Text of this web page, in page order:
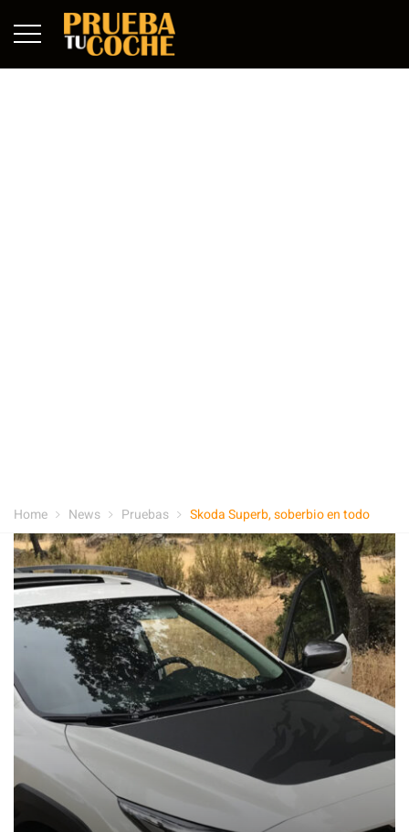
Home News Pruebas Skoda Superb, soberbio en todo